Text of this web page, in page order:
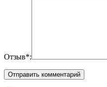
Отзыв*: